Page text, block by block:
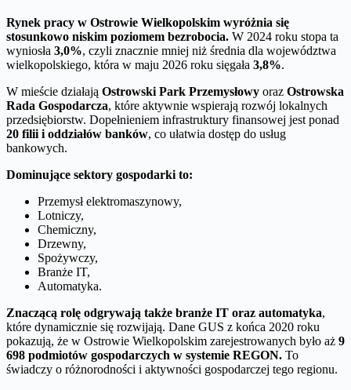
Rynek pracy w Ostrowie Wielkopolskim wyróżnia się
stosunkowo niskim poziomem bezrobocia. W 2024 roku stopa ta
wyniosła 3,0%, czyli znacznie mniej niż średnia dla województwa
wielkopolskiego, która w maju 2026 roku sięgała 3,8%.
W mieście działają Ostrowski Park Przemysłowy oraz Ostrowska
Rada Gospodarcza, które aktywnie wspierają rozwój lokalnych
przedsiębiorstw. Dopełnieniem infrastruktury finansowej jest ponad
20 filii i oddziałów banków, co ułatwia dostęp do usług
bankowych.
Dominujące sektory gospodarki to:
Przemysł elektromaszynowy,
Lotniczy,
Chemiczny,
Drzewny,
Spożywczy,
Branże IT,
Automatyka.
Znaczącą rolę odgrywają także branże IT oraz automatyka,
które dynamicznie się rozwijają. Dane GUS z końca 2020 roku
pokazują, że w Ostrowie Wielkopolskim zarejestrowanych było aż 9
698 podmiotów gospodarczych w systemie REGON. To
świadczy o różnorodności i aktywności gospodarczej tego regionu.